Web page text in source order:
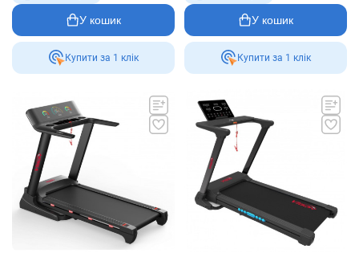
У кошик
Купити за 1 клiк
У кошик
Купити за 1 клiк